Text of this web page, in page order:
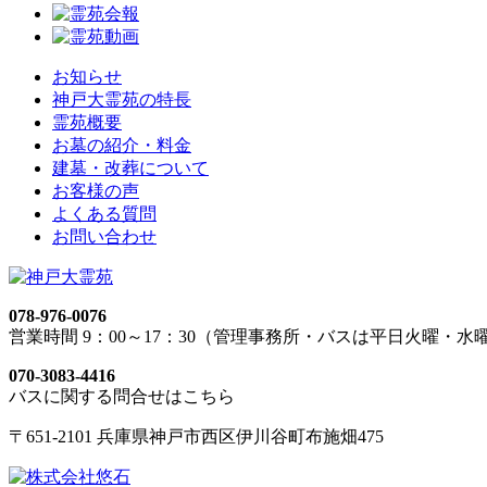
お知らせ
神戸大霊苑の特長
霊苑概要
お墓の紹介・料金
建墓・改葬について
お客様の声
よくある質問
お問い合わせ
078-976-0076
営業時間 9：00～17：30（管理事務所・バスは平日火曜・水
070-3083-4416
バスに関する問合せはこちら
〒651-2101 兵庫県神戸市西区伊川谷町布施畑475